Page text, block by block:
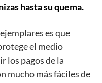
hasta su quema.
es que
el medio
los pagos de la
mucho más fáciles de